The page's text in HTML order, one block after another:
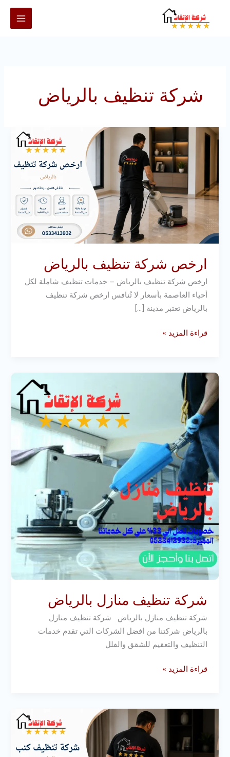
شركة تنظيف بالرياض
ارخص شركة تنظيف بالرياض
ارخص شركة تنظيف بالرياض – خدمات تنظيف شاملة لكل
أحياء العاصمة بأسعار لا تُنافس ارخص شركة تنظيف
بالرياض تعتبر مدينة […]
ارخص
تنظيف
بالرياض
قراءة المزيد »
شركة تنظيف منازل بالرياض
شركة تنظيف منازل بالرياض شركة تنظيف منازل
بالرياض شركتنا من افضل الشركات التي تقدم خدمات
التنظيف والتعقيم للشقق والفلل
شركة
تنظيف
منازل
بالرياض
قراءة المزيد »
بالرياض